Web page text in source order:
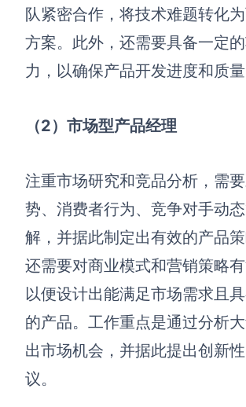
在线白板
敏捷实践
思维和灵感整理
路线图
UML图
数据流图
情绪板
查看所有场景
队紧密合作，将技术难题转化
方案。此外，还需要具备一定
力，以确保产品开发进度和质量
（2）市场型产品经理
注重市场研究和竞品分析，需
势、消费者行为、竞争对手动
解，并据此制定出有效的产品策
还需要对商业模式和营销策略有
以便设计出能满足市场需求且
的产品。工作重点是通过分析
出市场机会，并据此提出创新
议。